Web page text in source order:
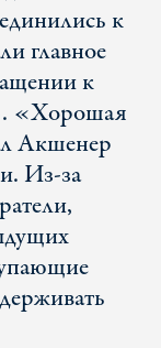
к
главное
к
«Хорошая
Акшенер
Из-за